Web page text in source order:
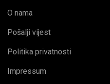
O nama
Pošalji vijest
Politika privatnosti
Impressum